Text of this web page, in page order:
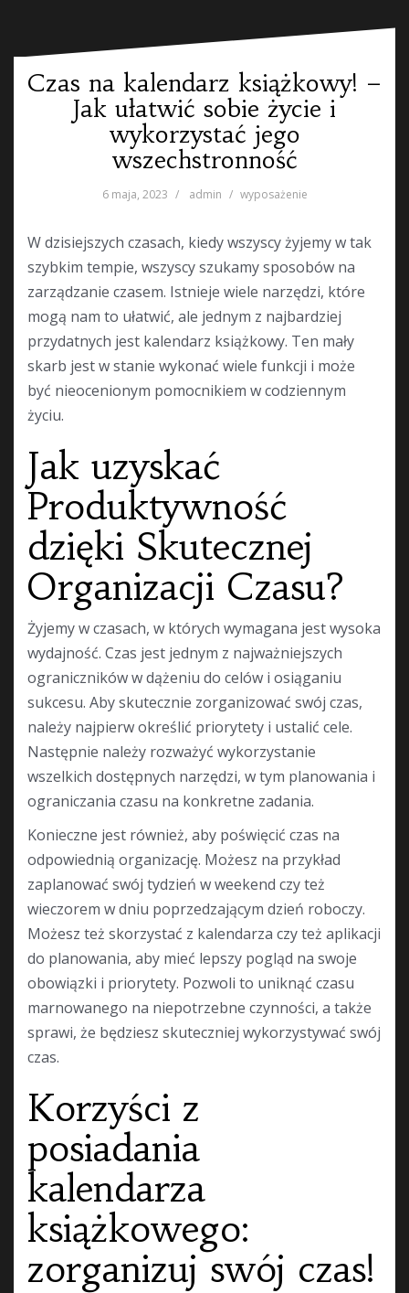
Czas na kalendarz książkowy! –
Jak ułatwić sobie życie i
wykorzystać jego
wszechstronność
6 maja, 2023 admin wyposażenie
W dzisiejszych czasach, kiedy wszyscy żyjemy w tak
szybkim tempie, wszyscy szukamy sposobów na
zarządzanie czasem. Istnieje wiele narzędzi, które
mogą nam to ułatwić, ale jednym z najbardziej
przydatnych jest kalendarz książkowy. Ten mały
skarb jest w stanie wykonać wiele funkcji i może
być nieocenionym pomocnikiem w codziennym
życiu.
Jak uzyskać
Produktywność
dzięki Skutecznej
Organizacji Czasu?
Żyjemy w czasach, w których wymagana jest wysoka
wydajność. Czas jest jednym z najważniejszych
ograniczników w dążeniu do celów i osiąganiu
sukcesu. Aby skutecznie zorganizować swój czas,
należy najpierw określić priorytety i ustalić cele.
Następnie należy rozważyć wykorzystanie
wszelkich dostępnych narzędzi, w tym planowania i
ograniczania czasu na konkretne zadania.
Konieczne jest również, aby poświęcić czas na
odpowiednią organizację. Możesz na przykład
zaplanować swój tydzień w weekend czy też
wieczorem w dniu poprzedzającym dzień roboczy.
Możesz też skorzystać z kalendarza czy też aplikacji
do planowania, aby mieć lepszy pogląd na swoje
obowiązki i priorytety. Pozwoli to uniknąć czasu
marnowanego na niepotrzebne czynności, a także
sprawi, że będziesz skuteczniej wykorzystywać swój
czas.
Korzyści z
posiadania
kalendarza
książkowego:
zorganizuj swój czas!